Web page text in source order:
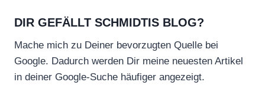
DIR GEFÄLLT SCHMIDTIS BLOG?
Mache mich zu Deiner bevorzugten Quelle bei
Google. Dadurch werden Dir meine neuesten Artikel
in deiner Google-Suche häufiger angezeigt.